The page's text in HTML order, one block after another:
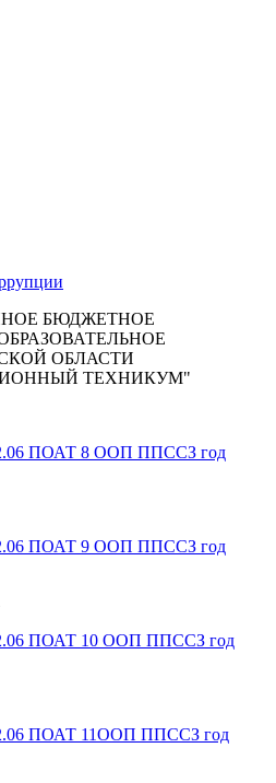
БЮДЖЕТНОЕ
ОБЛАСТИ
ТЕХНИКУМ"
ПОАТ 8 ООП ППССЗ год
ПОАТ 9 ООП ППССЗ год
ПОАТ 10 ООП ППССЗ год
ПОАТ 11ООП ППССЗ год